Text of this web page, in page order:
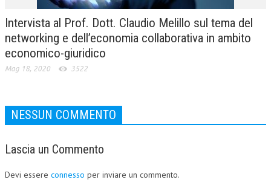
Intervista al Prof. Dott. Claudio Melillo sul tema del
networking e dell’economia collaborativa in ambito
economico-giuridico
Mag 18, 2020 3522
NESSUN COMMENTO
Lascia un Commento
Devi essere connesso per inviare un commento.